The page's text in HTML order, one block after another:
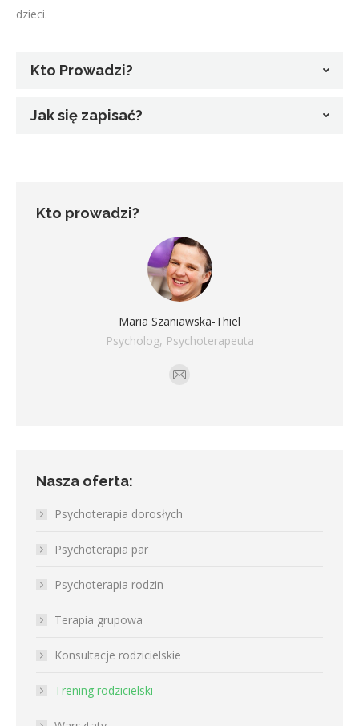
dzieci.
Kto Prowadzi?
Jak się zapisać?
Kto prowadzi?
Maria Szaniawska-Thiel
Psycholog, Psychoterapeuta
Adres
Nasza oferta:
Psychoterapia dorosłych
Psychoterapia par
Psychoterapia rodzin
Terapia grupowa
Konsultacje rodzicielskie
Trening rodzicielski